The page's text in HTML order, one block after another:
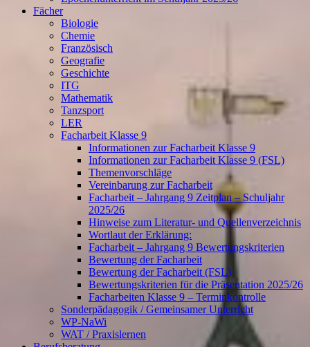
Fächer
Biologie
Chemie
Französisch
Geografie
Geschichte
ITG
Mathematik
Tanzsport
LER
Facharbeit Klasse 9
Informationen zur Facharbeit Klasse 9
Informationen zur Facharbeit Klasse 9 (FSL)
Themenvorschläge
Vereinbarung zur Facharbeit
Facharbeit – Jahrgang 9 Zeitplan – Schuljahr
2025/26
Hinweise zum Literatur- und Quellenverzeichnis
Wortlaut der Erklärung:
Facharbeit – Jahrgang 9 Bewertungskriterien
Bewertung der Facharbeit
Bewertung der Facharbeit (FSL)
Bewertungskriterien für die Präsentation 2025/26
Facharbeiten Klasse 9 – Terminkontrolle
Sonderpädagogik / Gemeinsamer Unterricht
WP-NaWi
WAT / Praxislernen